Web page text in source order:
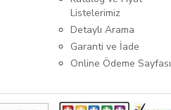
Listelerimiz
Detaylı Arama
Garanti ve İade
Online Ödeme Sayfası